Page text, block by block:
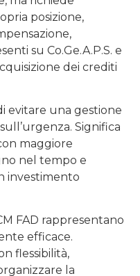
posizione,
su Co.Ge.A.P.S. e
dei crediti
evitare una gestione
Significa
maggiore
nel tempo e
investimento
FAD rappresentano
efficace.
flessibilità,
la